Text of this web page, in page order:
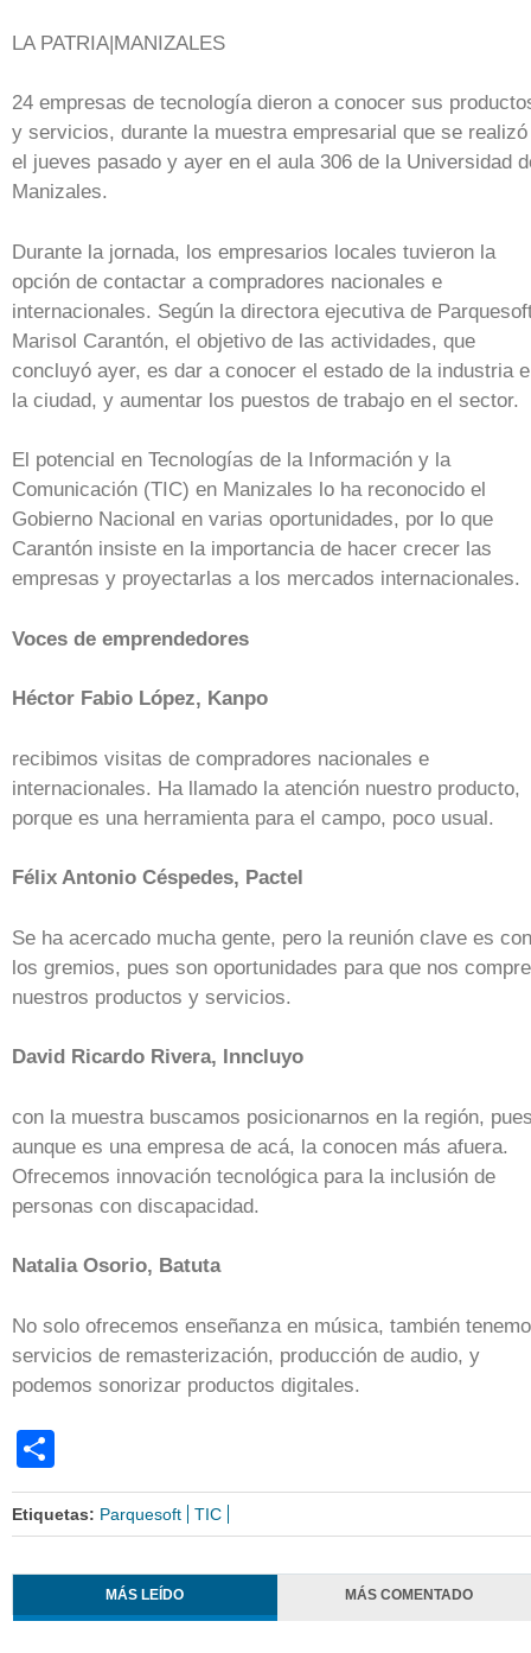
LA PATRIA|MANIZALES
24 empresas de tecnología dieron a conocer sus
y servicios, durante la muestra empresarial que se realizó
el jueves pasado y ayer en el aula 306 de la Universidad
Manizales.
Durante la jornada, los empresarios locales tuvieron la
opción de contactar a compradores nacionales e
internacionales. Según la directora ejecutiva de
Marisol Carantón, el objetivo de las actividades, que
concluyó ayer, es dar a conocer el estado de la industria
la ciudad, y aumentar los puestos de trabajo en el sector.
El potencial en Tecnologías de la Información y la
Comunicación (TIC) en Manizales lo ha reconocido el
Gobierno Nacional en varias oportunidades, por lo que
Carantón insiste en la importancia de hacer crecer las
empresas y proyectarlas a los mercados internacionales.
Voces de emprendedores
Héctor Fabio López, Kanpo
recibimos visitas de compradores nacionales e
internacionales. Ha llamado la atención nuestro producto,
porque es una herramienta para el campo, poco usual.
Félix Antonio Céspedes, Pactel
Se ha acercado mucha gente, pero la reunión clave es con
los gremios, pues son oportunidades para que nos
nuestros productos y servicios.
David Ricardo Rivera, Inncluyo
con la muestra buscamos posicionarnos en la región,
aunque es una empresa de acá, la conocen más afuera.
Ofrecemos innovación tecnológica para la inclusión de
personas con discapacidad.
Natalia Osorio, Batuta
No solo ofrecemos enseñanza en música, también
servicios de remasterización, producción de audio, y
podemos sonorizar productos digitales.
Etiquetas: Parquesoft TIC
MÁS LEÍDO MÁS COMENTADO